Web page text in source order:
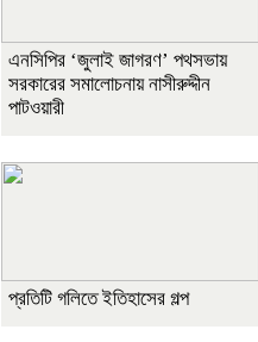
এনসিপির ‘জুলাই জাগরণ’ পথসভায়
সরকারের সমালোচনায় নাসীরুদ্দীন
পাটওয়ারী
প্রতিটি গলিতে ইতিহাসের গল্প